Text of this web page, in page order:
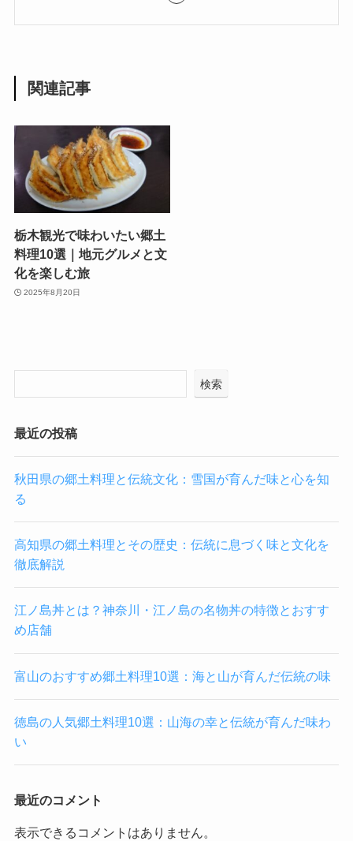
関連記事
栃木観光で味わいたい郷土
料理10選｜地元グルメと文
化を楽しむ旅
2025年8月20日
検索
最近の投稿
秋田県の郷土料理と伝統文化：雪国が育んだ味と心を知
る
高知県の郷土料理とその歴史：伝統に息づく味と文化を
徹底解説
江ノ島丼とは？神奈川・江ノ島の名物丼の特徴とおすす
め店舗
富山のおすすめ郷土料理10選：海と山が育んだ伝統の味
徳島の人気郷土料理10選：山海の幸と伝統が育んだ味わ
い
最近のコメント
表示できるコメントはありません。